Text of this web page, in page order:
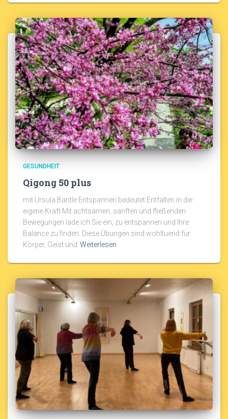
GESUNDHEIT
Qigong 50 plus
mit Ursula Bantle Entspannen bedeutet Entfalten in die
eigene Kraft Mit achtsamen, sanften und fließenden
Bewegungen lade ich Sie ein, zu entspannen und Ihre
Balance zu finden. Diese Übungen sind wohltuend für
Körper, Geist und Weiterlesen